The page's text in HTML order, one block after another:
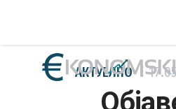
АКТУЕЛНО
ЕКОНОМИЈА
АКТУЕЛНО